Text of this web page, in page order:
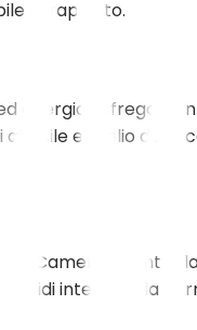
il trapianto.
energico
epitelio della
Camellin.
interni della